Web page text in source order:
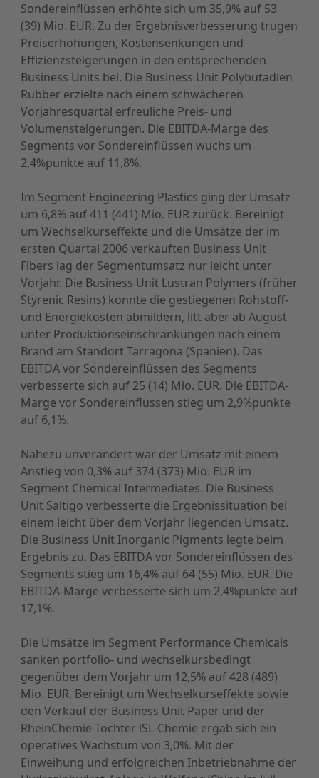
Sondereinflüssen erhöhte sich um 35,9% auf 53
(39) Mio. EUR. Zu der Ergebnisverbesserung trugen
Preiserhöhungen, Kostensenkungen und
Effizienzsteigerungen in den entsprechenden
Business Units bei. Die Business Unit Polybutadien
Rubber erzielte nach einem schwächeren
Vorjahresquartal erfreuliche Preis- und
Volumensteigerungen. Die EBITDA-Marge des
Segments vor Sondereinflüssen wuchs um
2,4%punkte auf 11,8%.
Im Segment Engineering Plastics ging der Umsatz
um 6,8% auf 411 (441) Mio. EUR zurück. Bereinigt
um Wechselkurseffekte und die Umsätze der im
ersten Quartal 2006 verkauften Business Unit
Fibers lag der Segmentumsatz nur leicht unter
Vorjahr. Die Business Unit Lustran Polymers (früher
Styrenic Resins) konnte die gestiegenen Rohstoff-
und Energiekosten abmildern, litt aber ab August
unter Produktionseinschränkungen nach einem
Brand am Standort Tarragona (Spanien). Das
EBITDA vor Sondereinflüssen des Segments
verbesserte sich auf 25 (14) Mio. EUR. Die EBITDA-
Marge vor Sondereinflüssen stieg um 2,9%punkte
auf 6,1%.
Nahezu unverändert war der Umsatz mit einem
Anstieg von 0,3% auf 374 (373) Mio. EUR im
Segment Chemical Intermediates. Die Business
Unit Saltigo verbesserte die Ergebnissituation bei
einem leicht über dem Vorjahr liegenden Umsatz.
Die Business Unit Inorganic Pigments legte beim
Ergebnis zu. Das EBITDA vor Sondereinflüssen des
Segments stieg um 16,4% auf 64 (55) Mio. EUR. Die
EBITDA-Marge verbesserte sich um 2,4%punkte auf
17,1%.
Die Umsätze im Segment Performance Chemicals
sanken portfolio- und wechselkursbedingt
gegenüber dem Vorjahr um 12,5% auf 428 (489)
Mio. EUR. Bereinigt um Wechselkurseffekte sowie
den Verkauf der Business Unit Paper und der
RheinChemie-Tochter iSL-Chemie ergab sich ein
operatives Wachstum von 3,0%. Mit der
Einweihung und erfolgreichen Inbetriebnahme der